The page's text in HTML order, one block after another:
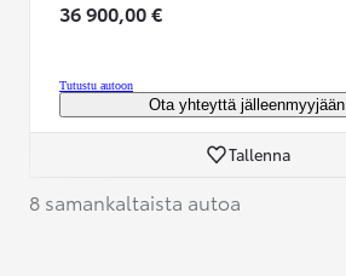
36 900,00 €
Tutustu autoon
Ota yhteyttä jälleenmyyjään
Tallenna
8 samankaltaista autoa